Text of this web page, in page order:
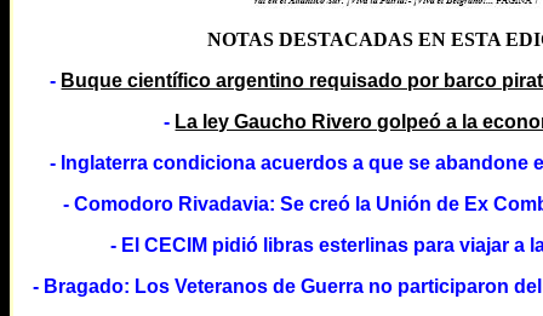
NOTAS DESTACADAS EN ESTA
- Buque científico argentino requisado por barco
- La ley Gaucho Rivero golpeó a la
- Inglaterra condiciona acuerdos a que se abandone
- Comodoro Rivadavia: Se creó la Unión de Ex
- El CECIM pidió libras esterlinas para viajar a
- Bragado: Los Veteranos de Guerra no participaron